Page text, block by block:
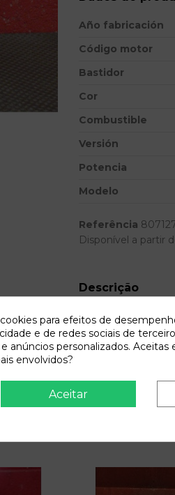
Año fabricación
Código motor
Bastidor
Cor
Combustible
Versión
Potencia
Modelo
Referência
Disponível a partir
Descrição
Recambio de disco
para efeitos de
e de redes sociais de
anúncios personalizados. Aceitas
envolvidos?
Aceitar